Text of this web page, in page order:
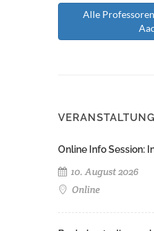
Alle
Online Info Session:
10. August 2026
Online